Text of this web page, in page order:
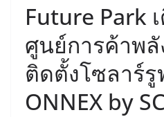
Future Park
ศูนย์การค้าพ
ติดตั้งโซลาร์
ONNEX by